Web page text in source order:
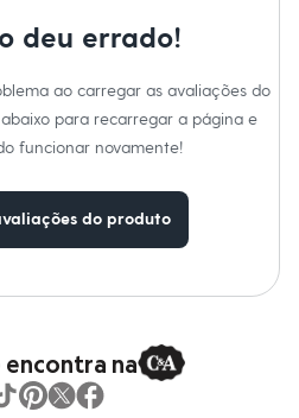
deu errado!
ao carregar as avaliações do
para recarregar a página e
funcionar novamente!
do produto
na